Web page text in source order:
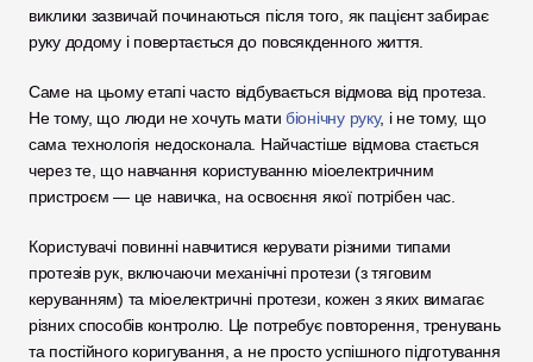
виклики зазвичай починаються після того, як пацієнт забирає
руку додому і повертається до повсякденного життя.
Саме на цьому етапі часто відбувається відмова від протеза.
Не тому, що люди не хочуть мати біонічну руку, і не тому, що
сама технологія недосконала. Найчастіше відмова стається
через те, що навчання користуванню міоелектричним
пристроєм — це навичка, на освоєння якої потрібен час.
Користувачі повинні навчитися керувати різними типами
протезів рук, включаючи механічні протези (з тяговим
керуванням) та міоелектричні протези, кожен з яких вимагає
різних способів контролю. Це потребує повторення, тренувань
та постійного коригування, а не просто успішного підготування